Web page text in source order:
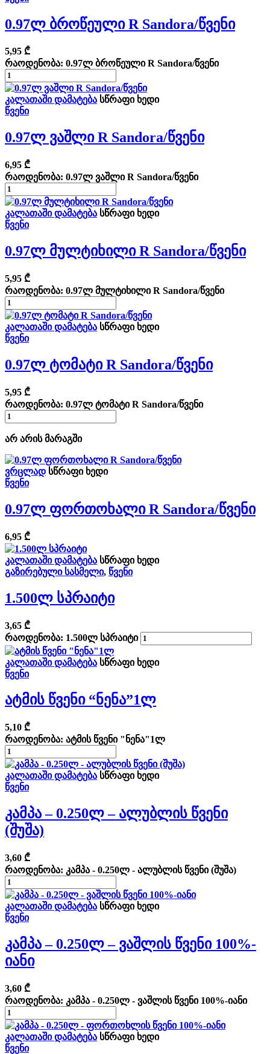
0.97ლ Ბროწეული R Sandora/წვენი
5,95 ₾
რაოდენობა: 0.97ლ ბროწეული R Sandora/წვენი
კალათაში დამატება სწრაფი ხედი
წვენი
0.97ლ Ვაშლი R Sandora/წვენი
6,95 ₾
რაოდენობა: 0.97ლ ვაშლი R Sandora/წვენი
კალათაში დამატება სწრაფი ხედი
წვენი
0.97ლ Მულტიხილი R Sandora/წვენი
5,95 ₾
რაოდენობა: 0.97ლ მულტიხილი R Sandora/წვენი
კალათაში დამატება სწრაფი ხედი
წვენი
0.97ლ Ტომატი R Sandora/წვენი
5,95 ₾
რაოდენობა: 0.97ლ ტომატი R Sandora/წვენი
არ არის მარაგში
ვრცლად სწრაფი ხედი
წვენი
0.97ლ Ფორთოხალი R Sandora/წვენი
6,95 ₾
კალათაში დამატება სწრაფი ხედი
გაზირებული სასმელი, წვენი
1.500ლ Სპრაიტი
3,65 ₾
რაოდენობა: 1.500ლ სპრაიტი
კალათაში დამატება სწრაფი ხედი
წვენი
Ატმის Წვენი “ნენა”1ლ
5,10 ₾
რაოდენობა: ატმის წვენი "ნენა"1ლ
კალათაში დამატება სწრაფი ხედი
წვენი
Კამპა – 0.250ლ – Ალუბლის Წვენი
(შუშა)
3,60 ₾
რაოდენობა: კამპა - 0.250ლ - ალუბლის წვენი (შუშა)
კალათაში დამატება სწრაფი ხედი
წვენი
Კამპა – 0.250ლ – Ვაშლის Წვენი 100%-
Იანი
3,60 ₾
რაოდენობა: კამპა - 0.250ლ - ვაშლის წვენი 100%-იანი
კალათაში დამატება სწრაფი ხედი
წვენი